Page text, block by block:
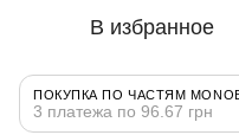
В избранное
ПОКУПКА ПО ЧАСТЯМ
3 платежа по 96.67 грн